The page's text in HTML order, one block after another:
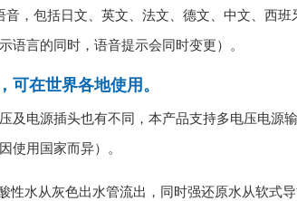
音，包括日文、英文、法文、德文、中文、西班
语言的同时，语音提示会同时变更）。
可在世界各地使用。
及电源插头也有不同，本产品支持多电压电源
使用国家而异）。
水从灰色出水管流出，同时强还原水从软式导